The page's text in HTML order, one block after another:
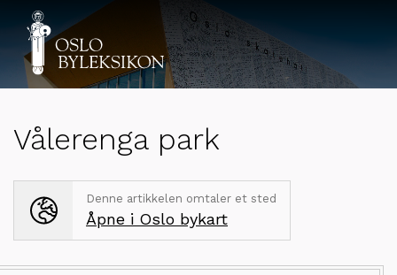
Vålerenga park
Denne artikkelen omtaler et sted
Åpne i Oslo bykart